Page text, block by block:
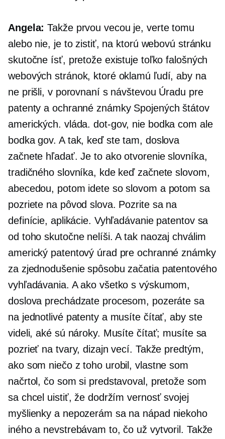
Angela: Takže prvou vecou je, verte tomu
alebo nie, je to zistiť, na ktorú webovú stránku
skutočne ísť, pretože existuje toľko falošných
webových stránok, ktoré oklamú ľudí, aby na
ne prišli, v porovnaní s návštevou Úradu pre
patenty a ochranné známky Spojených štátov
amerických. vláda.dot-gov, nie bodka com ale
bodka gov. A tak, keď ste tam, doslova
začnete hľadať. Je to ako otvorenie slovníka,
tradičného slovníka, kde keď začnete slovom,
abecedou, potom idete so slovom a potom sa
pozriete na pôvod slova. Pozrite sa na
definície, aplikácie. Vyhľadávanie patentov sa
od toho skutočne nelíši. A tak naozaj chválim
americký patentový úrad pre ochranné známky
za zjednodušenie spôsobu začatia patentového
vyhľadávania. A ako všetko s výskumom,
doslova prechádzate procesom, pozeráte sa
na jednotlivé patenty a musíte čítať, aby ste
videli, aké sú nároky. Musíte čítať; musíte sa
pozrieť na tvary, dizajn vecí. Takže predtým,
ako som niečo z toho urobil, vlastne som
načrtol, čo som si predstavoval, pretože som
sa chcel uistiť, že dodržím vernosť svojej
myšlienky a nepozerám sa na nápad niekoho
iného a nevstrebávam to, čo už vytvoril. Takže